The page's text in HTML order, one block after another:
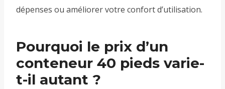
dépenses ou améliorer votre confort d’utilisation.
Pourquoi le prix d’un
conteneur 40 pieds varie-
t-il autant ?